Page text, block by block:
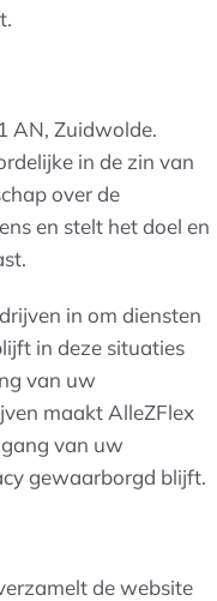
AN, Zuidwolde.
in de zin van
over de
en stelt het doel en
in om diensten
in deze situaties
van uw
maakt AlleZFlex
van uw
gewaarborgd blijft.
de website